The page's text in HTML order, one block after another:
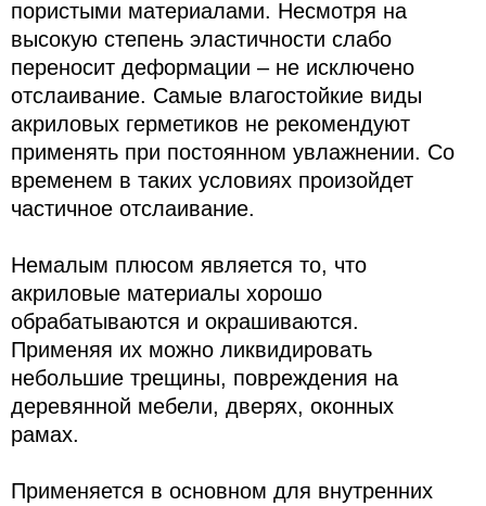
пористыми материалами. Несмотря на
высокую степень эластичности слабо
переносит деформации – не исключено
отслаивание. Самые влагостойкие виды
акриловых герметиков не рекомендуют
применять при постоянном увлажнении. Со
временем в таких условиях произойдет
частичное отслаивание.
Немалым плюсом является то, что
акриловые материалы хорошо
обрабатываются и окрашиваются.
Применяя их можно ликвидировать
небольшие трещины, повреждения на
деревянной мебели, дверях, оконных
рамах.
Применяется в основном для внутренних